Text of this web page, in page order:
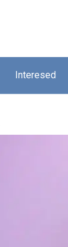
Interesed